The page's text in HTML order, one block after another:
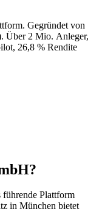
Gegründet von
Über 2 Mio. Anleger,
26,8 % Rendite
Plattform
in München bietet